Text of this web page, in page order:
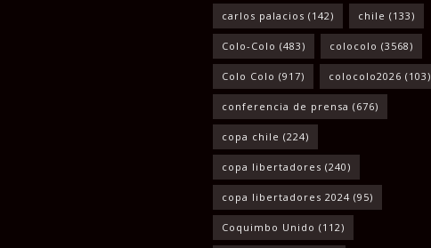
carlos palacios (142) chile (133)
Colo-Colo (483) colocolo (3568)
Colo Colo (917) colocolo2026 (103)
conferencia de prensa (676)
copa chile (224)
copa libertadores (240)
copa libertadores 2024 (95)
Coquimbo Unido (112)